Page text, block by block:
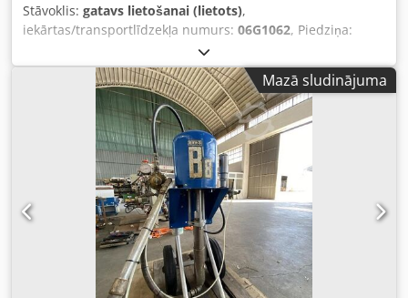
Stāvoklis: gatavs lietošanai (lietots),
iekārtas/transportlīdzekļa numurs: 06G1062, Piedziņa:
saspiestais gaiss, Materiāla/gaisa attiecība: 17:1,
Maksimālais materiāla spiediens: 110 bar, Dkjdjiv Ht Ispfx
Anzor Gaisa ieplūdes spiediens: 1 līdz 7 bar, Padeves
daudzums uz dubultciklu: 60 cm³, ar pistoli MX tipa ar
dubultšļūteni, neizmantots kopš pēdējās apkopes 01/20,
stāvoklis kā apskatīts, atrodas noliktavā Seevetal,
starppārdošana iespējama
Mazā sludinājuma